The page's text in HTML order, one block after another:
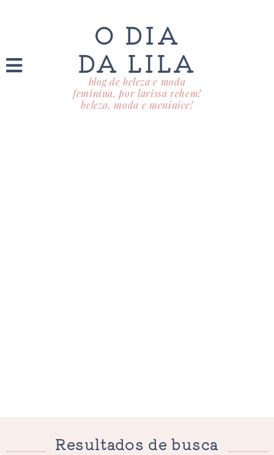
O DIA
DA LILA
blog de beleza e moda
feminina, por larissa rehem!
beleza, moda e meninice!
Resultados de busca